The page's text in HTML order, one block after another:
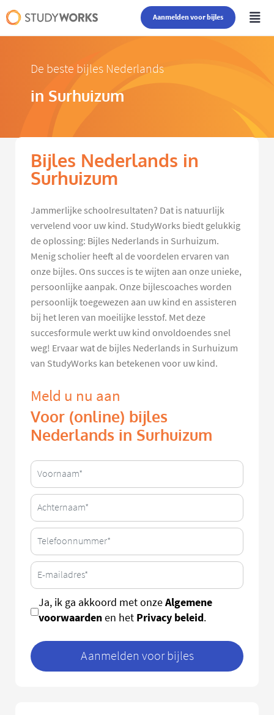
Aanmelden voor bijles
De beste bijles Nederlands
in Surhuizum
Bijles Nederlands in
Surhuizum
Jammerlijke schoolresultaten? Dat is natuurlijk
vervelend voor uw kind. StudyWorks biedt gelukkig
de oplossing: Bijles Nederlands in Surhuizum.
Menig scholier heeft al de voordelen ervaren van
onze bijles. Ons succes is te wijten aan onze unieke,
persoonlijke aanpak. Onze bijlescoaches worden
persoonlijk toegewezen aan uw kind en assisteren
bij het leren van moeilijke lesstof. Met deze
succesformule werkt uw kind onvoldoendes snel
weg! Ervaar wat de bijles Nederlands in Surhuizum
van StudyWorks kan betekenen voor uw kind.
Meld u nu aan
Voor (online) bijles
Nederlands in Surhuizum
Ja, ik ga akkoord met onzeAlgemene
voorwaardenen het Privacy beleid.
Aanmelden voor bijles